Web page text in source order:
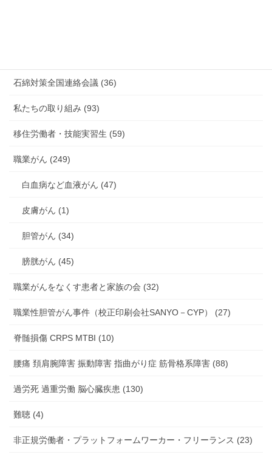
石綿対策全国連絡会議 (36)
私たちの取り組み (93)
移住労働者・技能実習生 (59)
職業がん (249)
白血病など血液がん (47)
皮膚がん (1)
胆管がん (34)
膀胱がん (45)
職業がんをなくす患者と家族の会 (32)
職業性胆管がん事件（校正印刷会社SANYO－CYP） (27)
脊髄損傷 CRPS MTBI (10)
腰痛 頚肩腕障害 振動障害 指曲がり症 筋骨格系障害 (88)
過労死 過重労働 脳心臓疾患 (130)
難聴 (4)
非正規労働者・プラットフォームワーカー・フリーランス (23)